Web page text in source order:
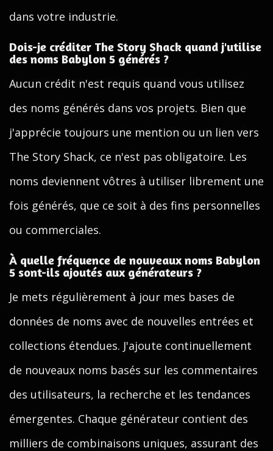
dans votre industrie.
Dois-je créditer The Story Shack quand j'utilise
des noms Babylon 5 générés ?
Aucun crédit n'est requis quand vous utilisez
des noms générés dans vos projets. Bien que
j'apprécie toujours une mention ou un lien vers
The Story Shack, ce n'est pas obligatoire. Les
noms deviennent vôtres à utiliser librement une
fois générés, que ce soit à des fins personnelles
ou commerciales.
À quelle fréquence de nouveaux noms Babylon
5 sont-ils ajoutés aux générateurs ?
Je mets régulièrement à jour mes bases de
données de noms avec de nouvelles entrées et
collections étendues. J'ajoute continuellement
de nouveaux noms basés sur les commentaires
des utilisateurs, la recherche et les tendances
émergentes. Chaque générateur contient des
milliers de combinaisons uniques, assurant des